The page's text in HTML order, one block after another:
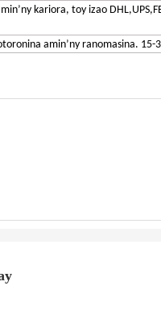
kariora, toy izao
amin’ny ranomasina. 15-